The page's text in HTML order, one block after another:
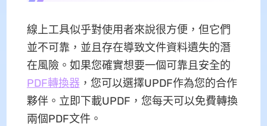
線上工具似乎對使用者來說很方便，但它們
並不可靠，並且存在導致文件資料遺失的潛
在風險。如果您確實想要一個可靠且安全的
PDF轉換器 ，您可以選擇UPDF作為您的合作
夥伴。立即下載UPDF，您每天可以免費轉換
兩個PDF文件。